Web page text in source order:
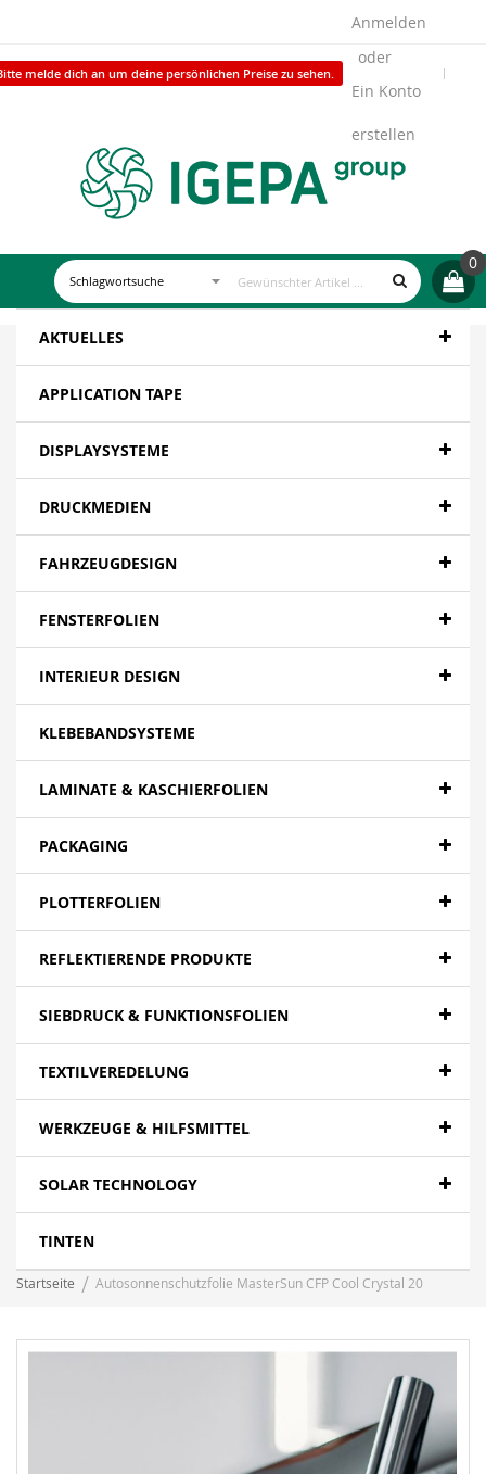
melde dich an um deine persönlichen Preise zu sehen.
Anmelden
Ein Konto
erstellen
0
AKTUELLES
APPLICATION TAPE
DISPLAYSYSTEME
DRUCKMEDIEN
FAHRZEUGDESIGN
FENSTERFOLIEN
INTERIEUR DESIGN
KLEBEBANDSYSTEME
LAMINATE & KASCHIERFOLIEN
PACKAGING
PLOTTERFOLIEN
REFLEKTIERENDE PRODUKTE
SIEBDRUCK & FUNKTIONSFOLIEN
TEXTILVEREDELUNG
WERKZEUGE & HILFSMITTEL
SOLAR TECHNOLOGY
TINTEN
Startseite Autosonnenschutzfolie MasterSun CFP Cool Crystal 20